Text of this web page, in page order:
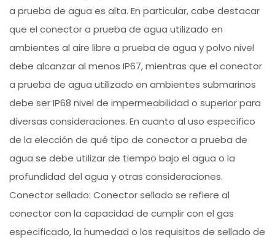
a prueba de agua es alta. En particular, cabe destacar
que el conector a prueba de agua utilizado en
ambientes al aire libre a prueba de agua y polvo nivel
debe alcanzar al menos IP67, mientras que el conector
a prueba de agua utilizado en ambientes submarinos
debe ser IP68 nivel de impermeabilidad o superior para
diversas consideraciones. En cuanto al uso específico
de la elección de qué tipo de conector a prueba de
agua se debe utilizar de tiempo bajo el agua o la
profundidad del agua y otras consideraciones.
Conector sellado: Conector sellado se refiere al
conector con la capacidad de cumplir con el gas
especificado, la humedad o los requisitos de sellado de